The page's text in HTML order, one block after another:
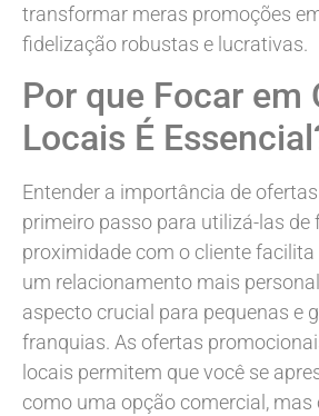
transformar meras promoções
fidelização robustas e lucrativas.
Por que Focar em
Locais É
Entender a importância de
primeiro passo para utilizá-las de
proximidade com o cliente
um relacionamento mais
aspecto crucial para pequenas e
franquias. As ofertas
locais permitem que você se
como uma opção comercial, mas